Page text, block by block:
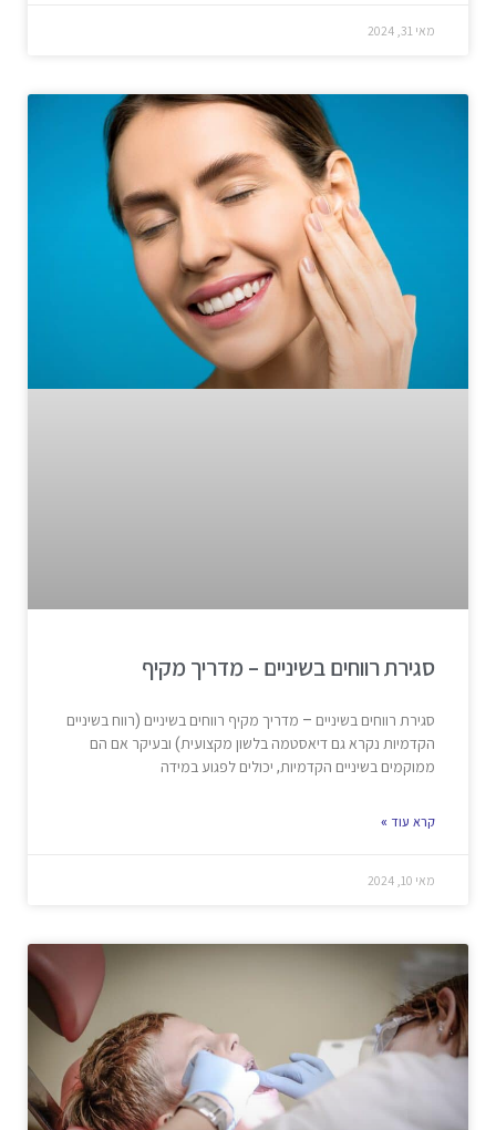
מאי 31, 2024
סגירת רווחים בשיניים – מדריך מקיף
סגירת רווחים בשיניים – מדריך מקיף רווחים בשיניים (רווח בשיניים
הקדמיות נקרא גם דיאסטמה בלשון מקצועית) ובעיקר אם הם
ממוקמים בשיניים הקדמיות, יכולים לפגוע במידה
קרא עוד »
מאי 10, 2024